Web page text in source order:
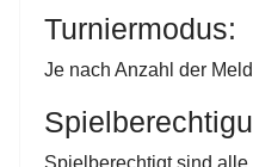
Turniermodus:
Je nach Anzahl der
Spielberechtigt sind